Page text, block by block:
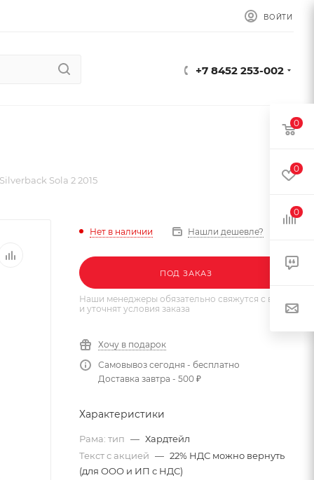
ВОЙТИ
+7 8452 253-002
Sola 2 2015
Нет в наличии Нашли дешевле?
ПОД ЗАКАЗ
Наши менеджеры обязательно свяжутся с вами
и уточнят условия заказа
Хочу в подарок
Самовывоз сегодня - бесплатно
Доставка завтра - 500 ₽
Характеристики
Рама: тип — Хардтейл
Текст с акцией — 22% НДС можно вернуть
(для ООО и ИП с НДС)
0
0
0